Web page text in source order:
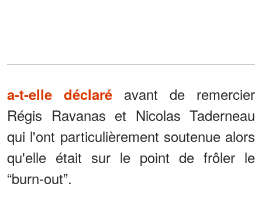
a-t-elle déclaré avant de remercier
Régis Ravanas et Nicolas Taderneau
qui l'ont particulièrement soutenue alors
qu'elle était sur le point de frôler le
“burn-out”.